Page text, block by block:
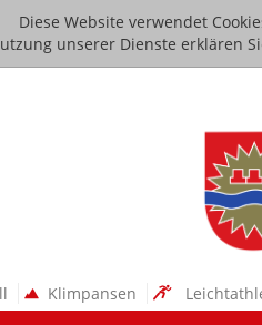
Diese Website verwendet
unserer Dienste erklären
Klimpansen